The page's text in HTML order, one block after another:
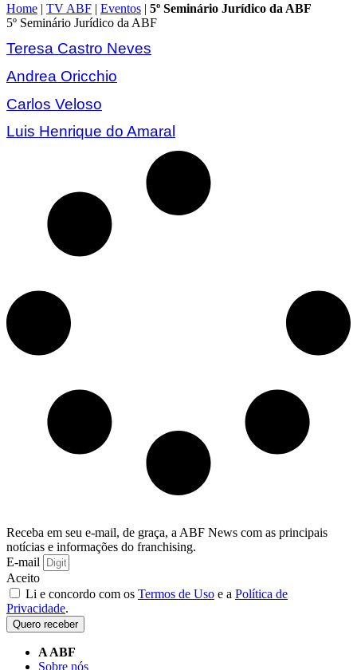
Home | TV ABF | Eventos | 5º Seminário Jurídico da ABF
5º Seminário Jurídico da ABF
Teresa Castro Neves
Andrea Oricchio
Carlos Veloso
Luis Henrique do Amaral
Receba em seu e-mail, de graça, a ABF News com as principais
notícias e informações do franchising.
E-mail
Aceito
Li e concordo com os Termos de Uso e a Política de
Privacidade.
Quero receber
A ABF
Sobre nós